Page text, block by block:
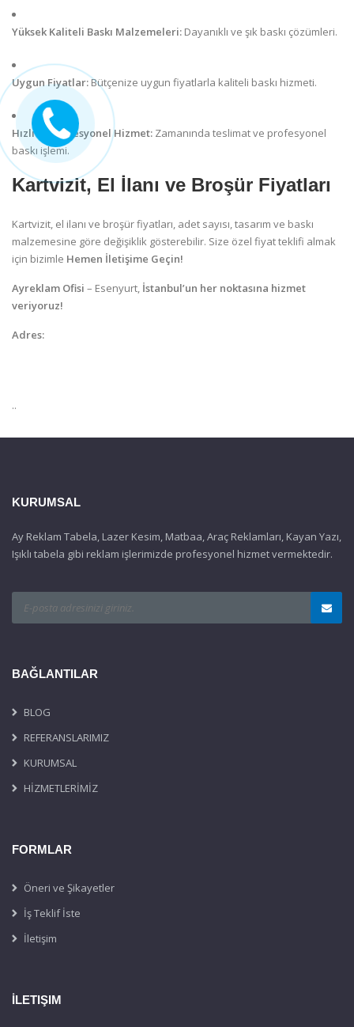
Yüksek Kaliteli Baskı Malzemeleri: Dayanıklı ve şık baskı çözümleri.
Uygun Fiyatlar:Bütçenize uygun fiyatlarla kaliteli baskı hizmeti.
Hızlı ve Profesyonel Hizmet: Zamanında teslimat ve profesyonel
baskı işlemi.
Kartvizit, El İlanı ve Broşür Fiyatları
Kartvizit, el ilanı ve broşür fiyatları, adet sayısı, tasarım ve baskı
malzemesine göre değişiklik gösterebilir. Size özel fiyat teklifi almak
için bizimle Hemen İletişime Geçin!
Ayreklam Ofisi – Esenyurt, İstanbul’un her noktasına hizmet
veriyoruz!
Adres:
..
KURUMSAL
Ay Reklam Tabela, Lazer Kesim, Matbaa, Araç Reklamları, Kayan Yazı,
Işıklı tabela gibi reklam işlerimizde profesyonel hizmet vermektedir.
BAĞLANTILAR
BLOG
REFERANSLARIMIZ
KURUMSAL
HİZMETLERİMİZ
FORMLAR
Öneri ve Şikayetler
İş Teklif İste
İletişim
İLETIŞIM